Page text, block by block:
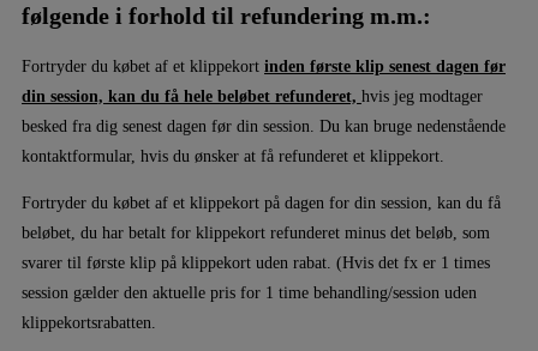
følgende i forhold til refundering m.m.:
Fortryder du købet af et klippekort inden første klip senest dagen før
din session, kan du få hele beløbet refunderet, hvis jeg modtager
besked fra dig senest dagen før din session. Du kan bruge nedenstående
kontaktformular, hvis du ønsker at få refunderet et klippekort.
Fortryder du købet af et klippekort på dagen for din session, kan du få
beløbet, du har betalt for klippekort refunderet minus det beløb, som
svarer til første klip på klippekort uden rabat. (Hvis det fx er 1 times
session gælder den aktuelle pris for 1 time behandling/session uden
klippekortsrabatten.